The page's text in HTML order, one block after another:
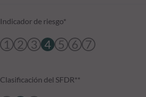
Indicador de riesgo*
1 2 3 4 5 6 7
Clasificación del SFDR**